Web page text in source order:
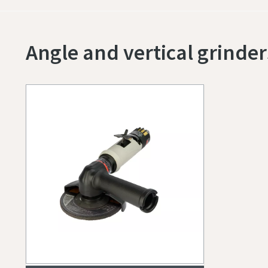
Angle and vertical